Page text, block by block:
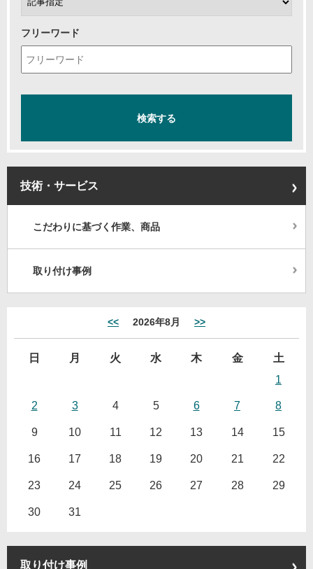
フリーワード
技術・サービス
こだわりに基づく作業、商品
取り付け事例
<< 2026年8月 >>
日 月 火 水 木 金
土
1
2 3 4 5 6 7 8
9 10 11 12 13 14 15
16 17 18 19 20 21 22
23 24 25 26 27 28 29
30 31
取り付け事例